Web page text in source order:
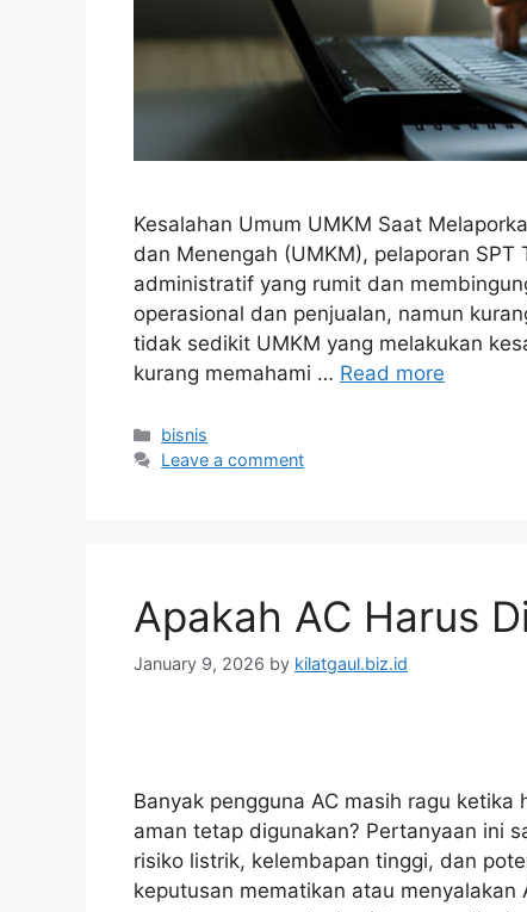
Kesalahan Umum UMKM Saat
dan Menengah (UMKM), pelaporan
administratif yang rumit dan
operasional dan penjualan, namun
tidak sedikit UMKM yang melakukan
kurang memahami … Read more
Categories
bisnis
Leave a comment
Apakah AC Harus
January 9, 2026 by kilatgaul.biz.id
Banyak pengguna AC masih ragu
aman tetap digunakan? Pertanyaan ini
risiko listrik, kelembapan tinggi, dan
keputusan mematikan atau